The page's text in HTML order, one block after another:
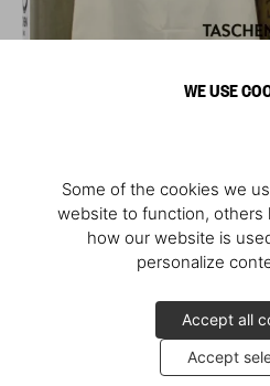
WE USE
Some of the cookies we
website to function, others
how our website is
personalize
Accept all
Accept